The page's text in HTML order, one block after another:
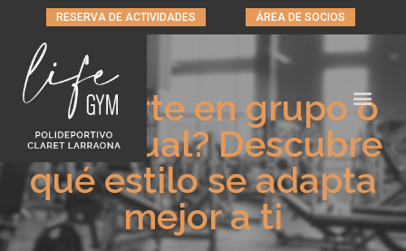
RESERVA DE ACTIVIDADES ÁREA DE SOCIOS
¿Deporte en grupo o
individual? Descubre
qué estilo se adapta
mejor a ti